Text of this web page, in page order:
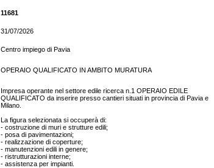
11681
31/07/2026
Centro impiego di Pavia
OPERAIO QUALIFICATO IN AMBITO MURATURA
Impresa operante nel settore edile ricerca n.1 OPERAIO EDILE
QUALIFICATO da inserire presso cantieri situati in provincia di Pavia e
Milano.
La figura selezionata si occuperà di:
- costruzione di muri e strutture edili;
- posa di pavimentazioni;
- realizzazione di coperture;
- manutenzioni edili in genere;
- ristrutturazioni interne;
- assistenza per impianti.